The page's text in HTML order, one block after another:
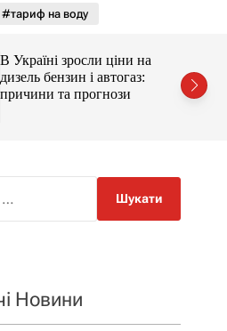
к
а
ч
р
о
#тариф на воду
зросли ціни на
бензин і автогаз:
та прогнози
Новини